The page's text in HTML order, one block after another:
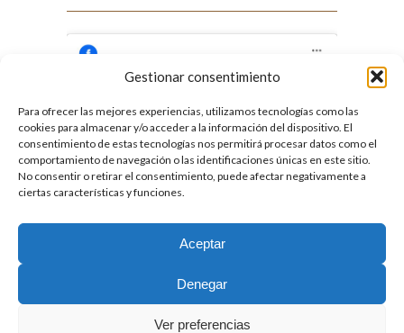
Gestionar consentimiento
Para ofrecer las mejores experiencias, utilizamos tecnologías como las
cookies para almacenar y/o acceder a la información del dispositivo. El
consentimiento de estas tecnologías nos permitirá procesar datos como el
comportamiento de navegación o las identificaciones únicas en este sitio.
No consentir o retirar el consentimiento, puede afectar negativamente a
ciertas características y funciones.
Aceptar
Denegar
Ver preferencias
Facebook
Haz clic para aceptar cookies de marketing
y permitir este contenido